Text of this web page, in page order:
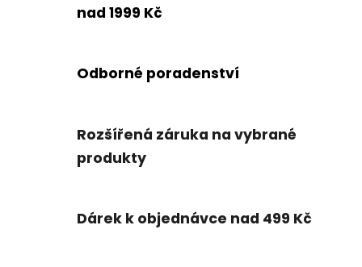
nad 1999 Kč
Odborné poradenství
Rozšířená záruka na vybrané
produkty
Dárek k objednávce nad 499 Kč